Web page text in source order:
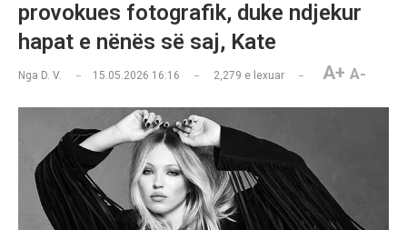
provokues fotografik, duke ndjekur
hapat e nënës së saj, Kate
Nga D. V. 15.05.2026 16:16 2,279 e lexuar A+ A-